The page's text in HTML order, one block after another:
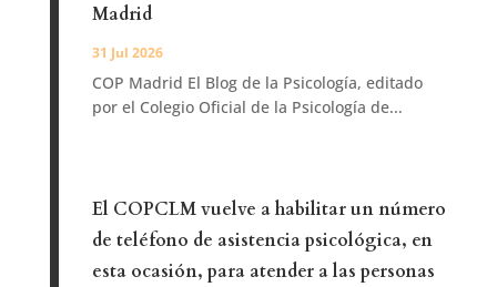
Madrid
31 Jul 2026
COP Madrid El Blog de la Psicología, editado
por el Colegio Oficial de la Psicología de...
El COPCLM vuelve a habilitar un número
de teléfono de asistencia psicológica, en
esta ocasión, para atender a las personas